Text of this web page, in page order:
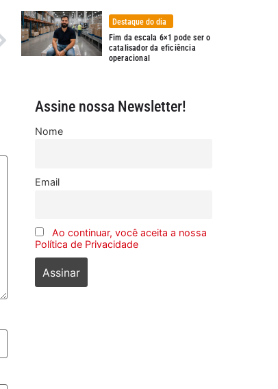
Destaque do dia
Fim da escala 6×1 pode ser o
catalisador da eficiência
operacional
Assine nossa Newsletter!
Nome
Email
Ao continuar, você aceita a nossa
Política de Privacidade